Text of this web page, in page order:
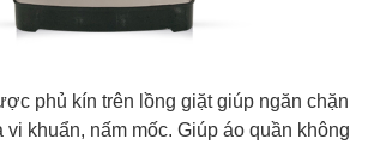
phủ kín trên lồng giặt giúp ngăn chặn
vi khuẩn, nấm mốc. Giúp áo quần không